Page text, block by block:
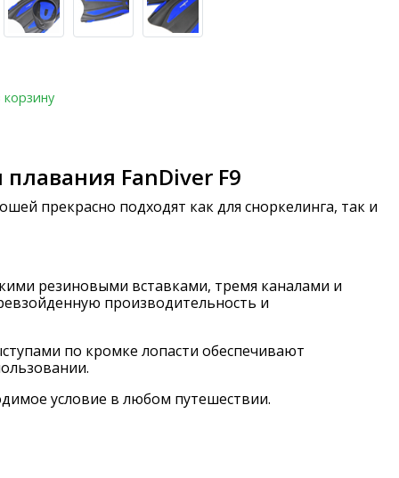
FanDiver F9
прекрасно подходят как для сноркелинга, так и
резиновыми вставками, тремя каналами и
производительность и
по кромке лопасти обеспечивают
условие в любом путешествии.